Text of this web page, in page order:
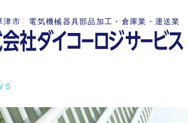
津市 電気機械器具部品加工・倉庫業・運送業